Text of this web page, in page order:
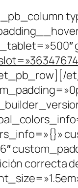
correcta